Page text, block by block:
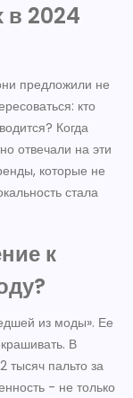
в 2024
предложили не
кто
Когда
отвечали на эти
которые не
стала
к
из моды». Ее
В
тысяч пальто за
- не только